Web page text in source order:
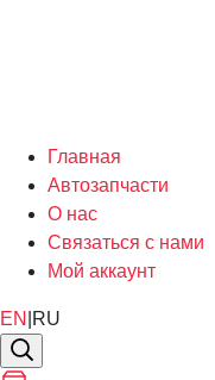
Главная
Автозапчасти
О нас
Связаться с нами
Мой аккаунт
EN RU